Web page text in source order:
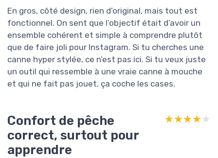
En gros, côté design, rien d’original, mais tout est
fonctionnel. On sent que l’objectif était d’avoir un
ensemble cohérent et simple à comprendre plutôt
que de faire joli pour Instagram. Si tu cherches une
canne hyper stylée, ce n’est pas ici. Si tu veux juste
un outil qui ressemble à une vraie canne à mouche
et qui ne fait pas jouet, ça coche les cases.
Confort de pêche
correct, surtout pour
apprendre
★★★★★
★★★★★